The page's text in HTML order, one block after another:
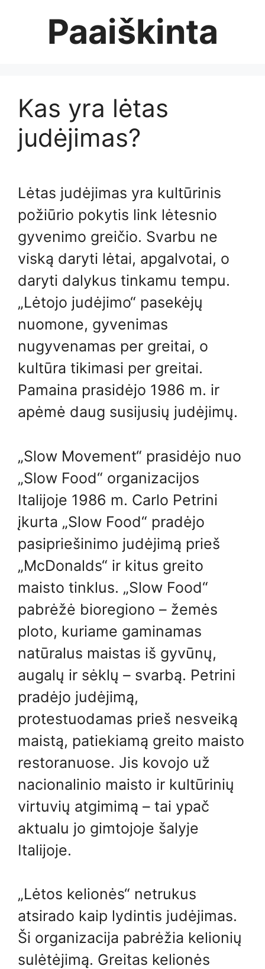
Paaiškinta
Kas yra lėtas
judėjimas?
Lėtas judėjimas yra kultūrinis
požiūrio pokytis link lėtesnio
gyvenimo greičio. Svarbu ne
viską daryti lėtai, apgalvotai, o
daryti dalykus tinkamu tempu.
„Lėtojo judėjimo“ pasekėjų
nuomone, gyvenimas
nugyvenamas per greitai, o
kultūra tikimasi per greitai.
Pamaina prasidėjo 1986 m. ir
apėmė daug susijusių judėjimų.
„Slow Movement“ prasidėjo nuo
„Slow Food“ organizacijos
Italijoje 1986 m. Carlo Petrini
įkurta „Slow Food“ pradėjo
pasipriešinimo judėjimą prieš
„McDonalds“ ir kitus greito
maisto tinklus. „Slow Food“
pabrėžė bioregiono – žemės
ploto, kuriame gaminamas
natūralus maistas iš gyvūnų,
augalų ir sėklų – svarbą. Petrini
pradėjo judėjimą,
protestuodamas prieš nesveiką
maistą, patiekiamą greito maisto
restoranuose. Jis kovojo už
nacionalinio maisto ir kultūrinių
virtuvių atgimimą – tai ypač
aktualu jo gimtojoje šalyje
Italijoje.
„Lėtos kelionės“ netrukus
atsirado kaip lydintis judėjimas.
Ši organizacija pabrėžia kelionių
sulėtėjimą. Greitas kelionės